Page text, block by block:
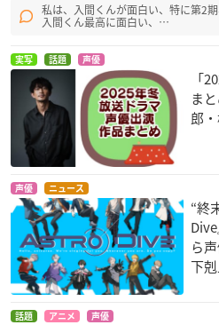
CHEATING CRAFT
黄巧衣
信長の忍
ねね
ダンガンロンパ3 -Th
e End of 希望ヶ峰学
園- （未来編）
万代大作
Fate/kaleid
リズマ☆イリ
私は、入間くんが面白い、特に第2
入間くん最高に面白い、…
実写 話題 声優
「
ま
郎
声優 ニュース
“終
ら
下
話題 アニメ 声優